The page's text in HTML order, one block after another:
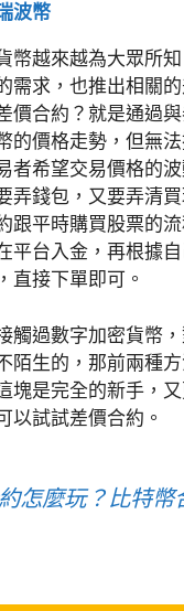
波幣
幣越來越為大眾所
需求，也推出相關
價合約？就是通過
的價格走勢，但無
者希望交易價格的
弄錢包，又要弄清
跟平時購買股票的
平台入金，再根據
直接下單即可。
觸過數字加密貨幣
陌生的，那前兩種
塊是完全的新手，
以試試差價合約。
怎麼玩？比特幣